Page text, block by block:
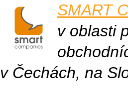
SMART
v oblasti
v Čechách, na